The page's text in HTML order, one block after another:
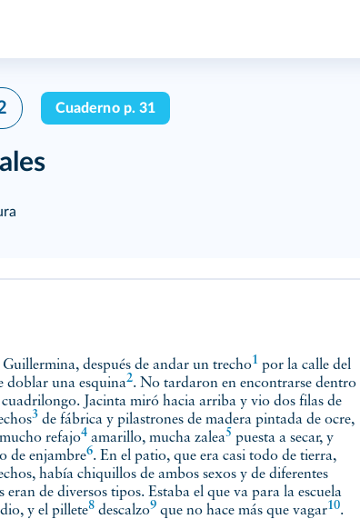
Cuaderno p. 31
Guillermina, después de andar un trecho1 por la calle del
doblar una esquina2. No tardaron en encontrarse dentro
Jacinta miró hacia arriba y vio dos filas de
3 de fábrica y pilastrones de madera pintada de ocre,
refajo4 amarillo, mucha zalea5 puesta a secar, y
de enjambre6. En el patio, que era casi todo de tierra,
había chiquillos de ambos sexos y de diferentes
eran de diversos tipos. Estaba el que va para la escuela
y el pillete8 descalzo9 que no hace más que vagar10.